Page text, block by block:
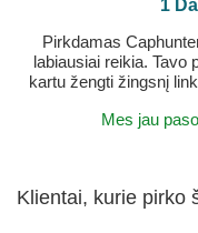
1
Pirkdamas
labiausiai reikia. Tavo
kartu žengti žingsnį
Mes jau
Klientai, kurie pirko